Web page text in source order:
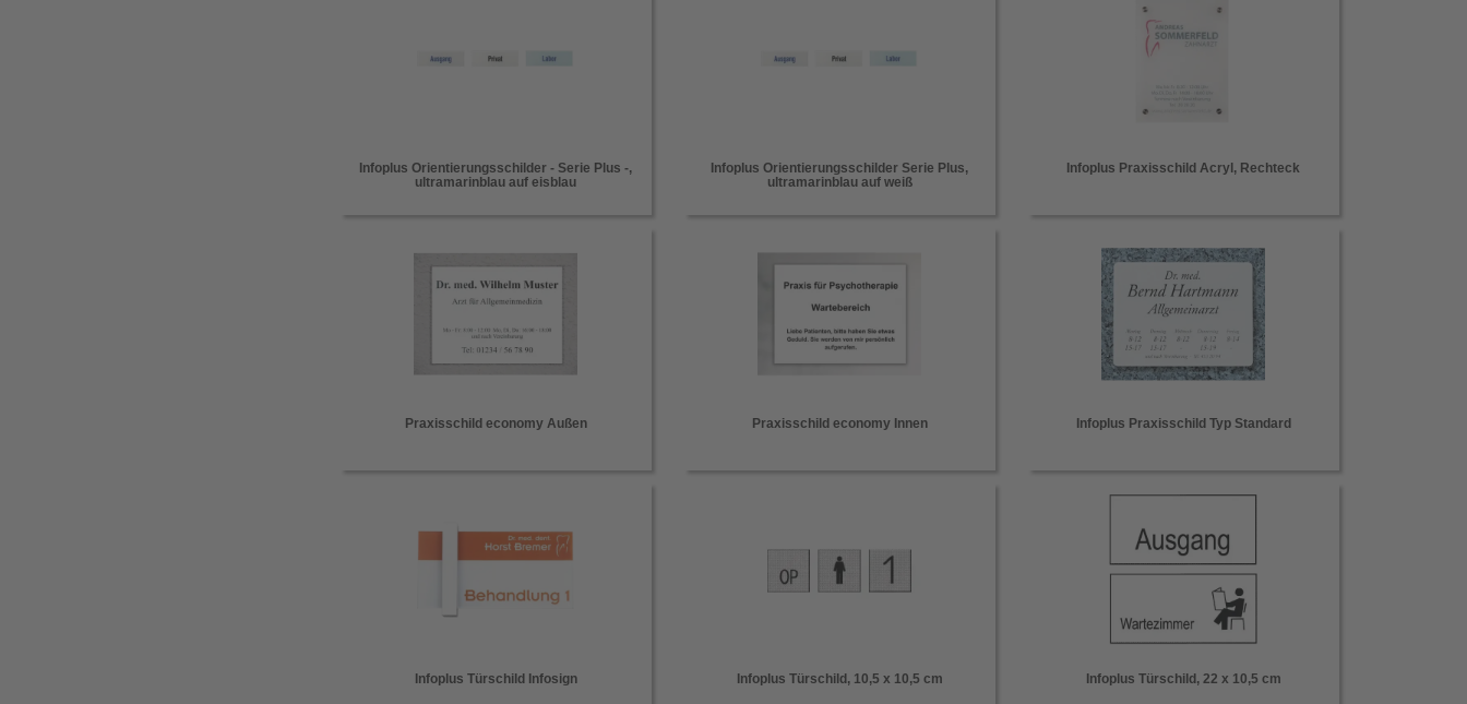
Infoplus Orientierungsschilder - Serie Plus -,
ultramarinblau auf eisblau
Infoplus Orientierungsschilder Serie Plus,
ultramarinblau auf weiß
Infoplus Praxisschild Acryl, Rechteck
Praxisschild economy Außen Praxisschild economy Innen Infoplus Praxisschild Typ Standard
Infoplus Türschild Infosign Infoplus Türschild, 10,5 x 10,5 cm Infoplus Türschild, 22 x 10,5 cm